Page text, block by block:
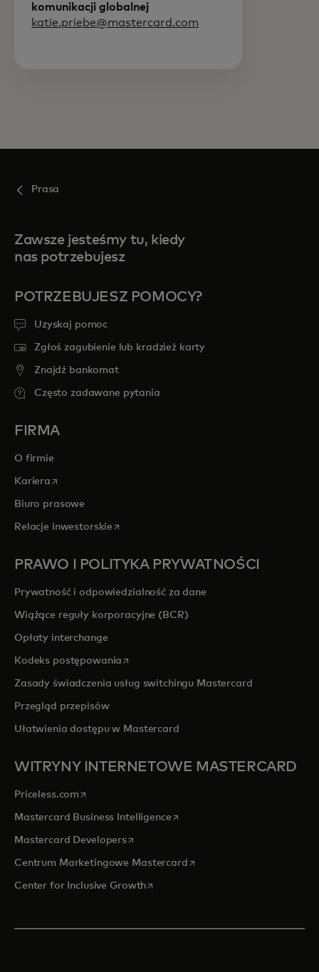
komunikacji globalnej
katie.priebe@mastercard.com
Prasa
Zawsze jesteśmy tu, kiedy
nas potrzebujesz
POTRZEBUJESZ POMOCY?
Uzyskaj pomoc
Zgłoś zagubienie lub kradzież karty
Znajdź bankomat
Często zadawane pytania
FIRMA
O firmie
Kariera opens in a new tab
Biuro prasowe
Relacje inwestorskie opens in a new tab
PRAWO I POLITYKA PRYWATNOŚCI
Prywatność i odpowiedzialność za dane
Wiążące reguły korporacyjne (BCR)
Opłaty interchange
Kodeks postępowania opens in a new tab
Zasady świadczenia usług switchingu Mastercard
Przegląd przepisów
Ułatwienia dostępu w Mastercard
WITRYNY INTERNETOWE MASTERCARD
Priceless.com opens in a new tab
Mastercard Business Intelligenceopens in a new tab
Mastercard Developersopens in a new tab
Centrum Marketingowe Mastercardopens in a new tab
Center for Inclusive Growthopens in a new tab